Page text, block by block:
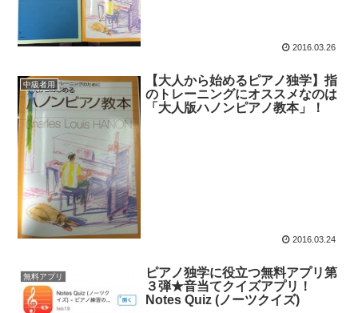
2016.03.26
中級者用
【大人から始めるピアノ独学】指
のトレーニングにオススメなのは
「大人版ハノンピアノ教本」！
2016.03.24
無料アプリ
ピアノ独学に役立つ無料アプリ第
３弾★音当てクイズアプリ！
Notes Quiz (ノーツクイズ)